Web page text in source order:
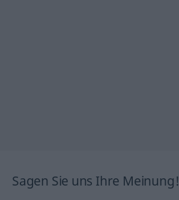
Sagen Sie uns Ihre Meinung!